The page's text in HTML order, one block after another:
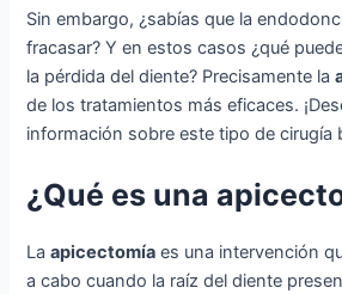
Sin embargo, ¿sabías que la
fracasar? Y en estos casos ¿qué
la pérdida del diente? Precisamente la
de los tratamientos más eficaces.
información sobre este tipo de cirugía
¿Qué es una
Laapicectomía es una intervención
a cabo cuando la raíz del diente